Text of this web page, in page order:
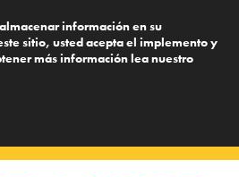
información en su
sitio, usted acepta el implemento y
más información lea nuestro